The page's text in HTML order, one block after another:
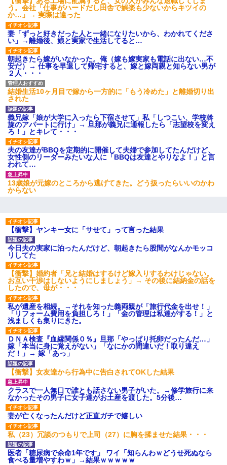
う。会社「仕事がハードだし田舎で娯楽も少ないからキツイの
か…」→ 実際は違った
妻「ずっと好きだった人と一緒になりたいから、わかれてくださ
い」→離婚後、娘と実家で生活してると…
朝起きたら嫁がいなかった。俺（嫁も嫁実家も電話に出ない…不
安だ）→ 仕事を早退して帰宅すると、嫁と嫁両親と知らない男が
２人・・・
結婚生活10ヶ月目で嫁から一方的に「もう冷めた」と離婚切り出
された
義兄嫁「娘が大学に入ったら下宿させて」私「しつこい、学校斡
旋のアパートに行け」→ 旦那が義兄に通報したら「志望校を変え
ろ！」とキレて・・・
夫の友達がBBQを定期的に開催して夫婦で参加してたんだけど、
女性側のリーダーみたいな人に「BBQは友達とやりなよ！」と言
われて…
13歳娘が元嫁のところから逃げてきた。どう扱ったらいいのかわ
からない
【衝撃】ヤンキー女に「サせて」って言った結果
今日夫の実家に泊ったんだけど、朝起きたら股間がなんかモッコ
リしてた
【衝撃】婚約者「兄と結婚はするけど嫁入りするわけじゃない。
お互い干渉はしないようにしましょう」→ その後に結納金の話を
したので、母が・・・
私が遺産を相続。→それを知った義両親が「旅行代金を出せ！」
「リフォーム費用を負担しろ！」「金の管理は私達がする！」と
浅ましくも集りにきた。
ＤＮＡ検査『血縁関係０％』旦那「やっぱり托卵だったんだ…」
嫁「本当に身に覚えがない」「なにかの間違いだ！取り違え
だ！」→ 嫁「あっ」
【衝撃】女友達から行為中に告白されてOKした結果
クラスで一人無口で誰とも話さない男子がいた。→修学旅行に来
なかったその男子に女子達がお土産を渡した。5分後…
妻が亡くなったんだけど正直ガチで嬉しい
私（23）冗談のつもりで上司（27）に胸を揉ませた結果・・・
医者「糖尿病で余命1年です」 ワイ「知らんわｗどうせ死ぬなら
食べる量増やすわｗ」→結果ｗｗｗｗｗ